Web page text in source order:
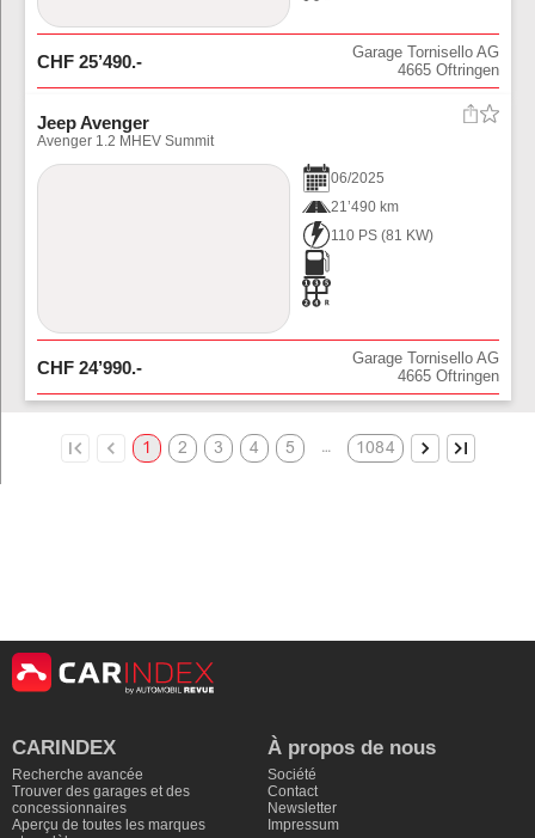
CHF 25’490.-
Garage Tornisello AG
4665 Oftringen
Jeep Avenger
Avenger 1.2 MHEV Summit
06/2025
21’490 km
110 PS (81 KW)
CHF 24’990.-
Garage Tornisello AG
4665 Oftringen
1 2 3 4 5 … 1084
CARINDEX
Recherche avancée
Trouver des garages et des
concessionnaires
Aperçu de toutes les marques
À propos de nous
Société
Contact
Newsletter
Impressum